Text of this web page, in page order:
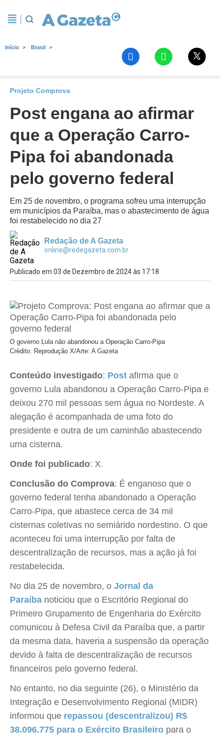
Início Brasil
Projeto Comprova
Post engana ao afirmar
que a Operação Carro-
Pipa foi abandonada
pelo governo federal
Em 25 de novembro, o programa sofreu uma interrupção
em municípios da Paraíba, mas o abastecimento de água
foi restabelecido no dia 27
Redação de A Gazeta
online@redegazeta.com.br
Publicado em 03 de Dezembro de 2024 às 17:18
O governo Lula não abandonou a Operação Carro-Pipa
Crédito: Reprodução X/Arte: A Gazeta
Conteúdo investigado: Post afirma que o
governo Lula abandonou a Operação Carro-Pipa e
deixou 270 mil pessoas sem água no Nordeste. A
alegação é acompanhada de uma foto do
presidente e outra de um caminhão abastecendo
uma cisterna.
Onde foi publicado: X.
Conclusão do Comprova: É enganoso que o
governo federal tenha abandonado a Operação
Carro-Pipa, que abastece cerca de 34 mil
cisternas coletivas no semiárido nordestino. O que
aconteceu foi uma interrupção por falta de
descentralização de recursos, mas a ação já foi
restabelecida.
No dia 25 de novembro, o Jornal da
Paraíba noticiou que o Escritório Regional do
Primeiro Grupamento de Engenharia do Exército
comunicou à Defesa Civil da Paraíba que, a partir
da mesma data, haveria a suspensão da operação
devido à falta de descentralização de recursos
financeiros pelo governo federal.
No entanto, no dia seguinte (26), o Ministério da
Integração e Desenvolvimento Regional (MIDR)
informou que repassou (descentralizou) R$
38.096.775 para o Exército Brasileiro para o